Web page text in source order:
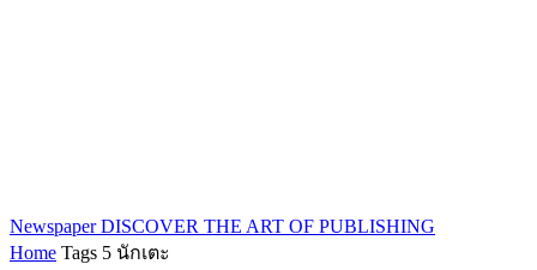
Newspaper DISCOVER THE ART OF PUBLISHING
Home Tags 5 นักเตะ